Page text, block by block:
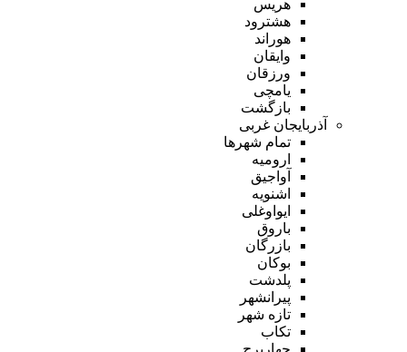
هریس
هشترود
هوراند
وایقان
ورزقان
یامچی
بازگشت
آذربایجان غربی
تمام شهر‌ها
ارومیه
آواجیق
اشنویه
ایواوغلی
باروق
بازرگان
بوکان
پلدشت
پیرانشهر
تازه شهر
تکاب
چهاربرج